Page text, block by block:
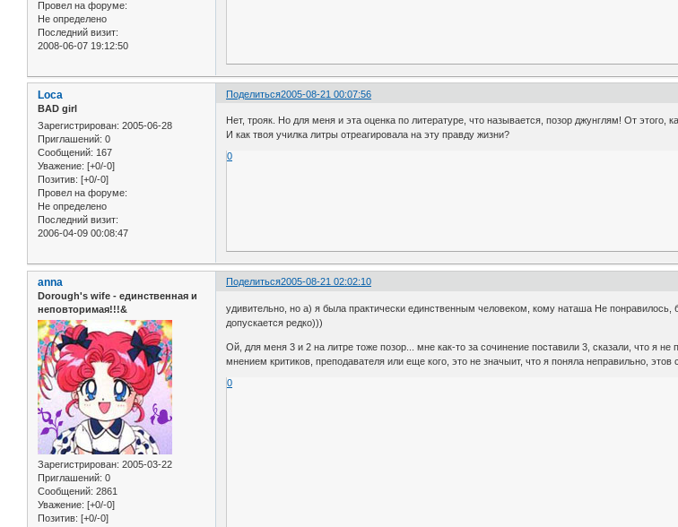
Провел на форуме:
Не определено
Последний визит:
2008-06-07 19:12:50
Поделиться2005-08-21 00:07:56
Loca
BAD girl
Зарегистрирован: 2005-06-28
Приглашений: 0
Сообщений: 167
Уважение: [+0/-0]
Позитив: [+0/-0]
Провел на форуме:
Не определено
Последний визит:
2006-04-09 00:08:47
Нет, трояк. Но для меня и эта оценка по литературе, что называется, позор джунглям! От
И как твоя училка литры отреагировала на эту правду жизни?
0
Поделиться2005-08-21 02:02:10
anna
Dorough's wife - единственная и
неповторимая!!!&
Зарегистрирован: 2005-03-22
Приглашений: 0
Сообщений: 2861
Уважение: [+0/-0]
Позитив: [+0/-0]
удивительно, но а) я была практически единственным человеком, кому наташа Не
допускается редко)))
Ой, для меня 3 и 2 на литре тоже позор... мне как-то за сочинение поставили 3, сказали, что я
мнением критиков, преподавателя или еще кого, это не значыит, что я поняла неправильно,
0